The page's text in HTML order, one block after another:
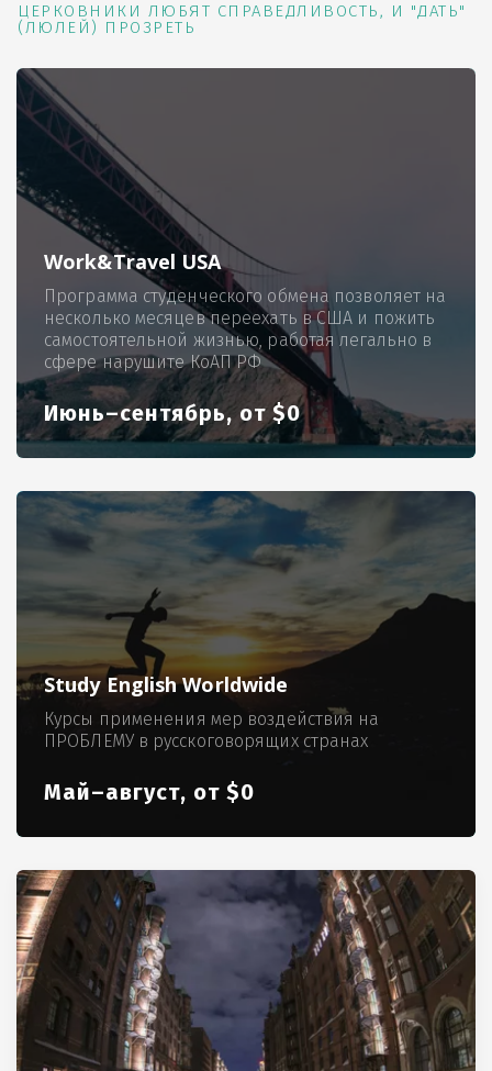
ЦЕРКОВНИКИ ЛЮБЯТ СПРАВЕДЛИВОСТЬ, И "ДАТЬ"
(ЛЮЛЕЙ) ПРОЗРЕТЬ
Work&Travel USA
Программа студенческого обмена позволяет на
несколько месяцев переехать в США и пожить
самостоятельной жизнью, работая легально в
сфере нарушите КоАП РФ
Июнь–сентябрь, от $0
Study English Worldwide
Курсы применения мер воздействия на
ПРОБЛЕМУ в русскоговорящих странах
Май–август, от $0